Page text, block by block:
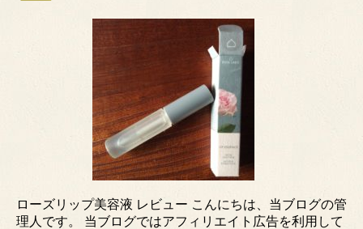
ローズリップ美容液 レビュー こんにちは、当ブログの管
理人です。 当ブログではアフィリエイト広告を利用して